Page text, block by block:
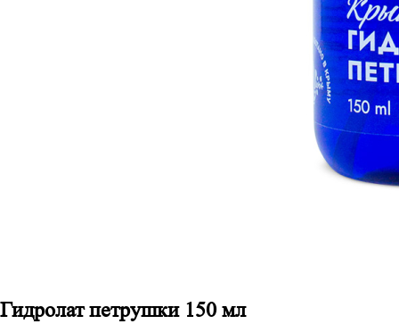
Гидролат петрушки 150 мл